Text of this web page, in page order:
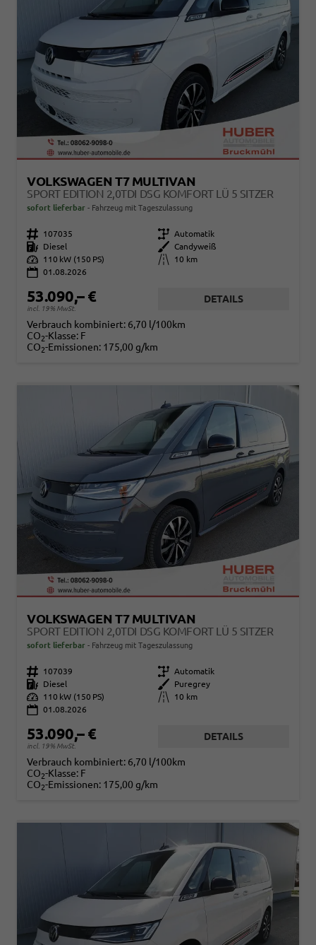
VOLKSWAGEN T7 MULTIVAN
SPORT EDITION 2,0TDI DSG KOMFORT LÜ 5 SITZER
sofort lieferbar Fahrzeug mit Tageszulassung
Fahrzeugnr. 107035 Getriebe Automatik
Kraftstoff
Diesel Außenfarbe
Candyweiß
Leistung
110 kW (150 PS) Kilometerstand
10 km
01.08.2026
53.090,– €
incl. 19% MwSt.
DETAILS
Verbrauch kombiniert: 6,70 l/100km
CO2-Klasse: F
CO2-Emissionen: 175,00 g/km
VOLKSWAGEN T7 MULTIVAN
SPORT EDITION 2,0TDI DSG KOMFORT LÜ 5 SITZER
sofort lieferbar Fahrzeug mit Tageszulassung
Fahrzeugnr. 107039 Getriebe Automatik
Kraftstoff
Diesel Außenfarbe
Puregrey
Leistung
110 kW (150 PS) Kilometerstand
10 km
01.08.2026
53.090,– €
incl. 19% MwSt.
DETAILS
Verbrauch kombiniert: 6,70 l/100km
CO2-Klasse: F
CO2-Emissionen: 175,00 g/km